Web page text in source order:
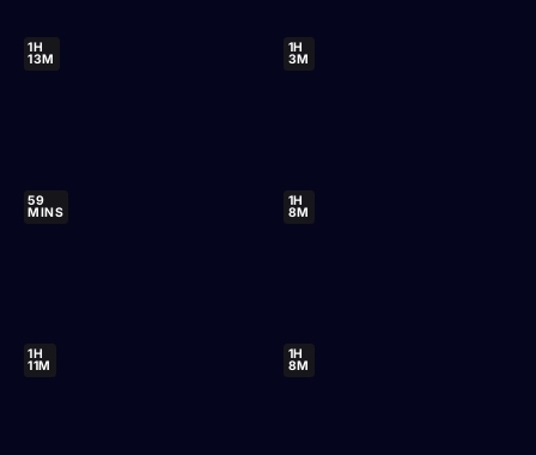
1H
13M
1H
3M
59
MINS
1H
8M
1H
11M
1H
8M